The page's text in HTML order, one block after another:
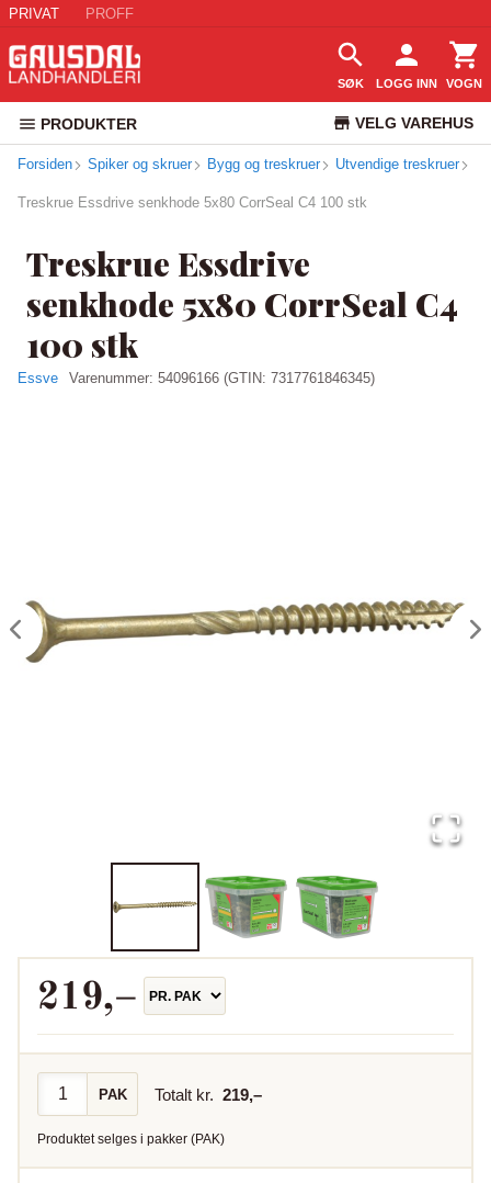
PRIVAT PROFF
SØK LOGG INN VOGN
PRODUKTER VELG VAREHUS
KUNDESERVICE
Forsiden Spiker og skruer Bygg og treskruer Utvendige treskruer
Treskrue Essdrive senkhode 5x80 CorrSeal C4 100 stk
Treskrue Essdrive
senkhode 5x80 CorrSeal C4
100 stk
Essve Varenummer: 54096166 (GTIN: 7317761846345)
219,–
PAK Totalt kr. 219,–
Produktet selges i pakker (PAK)